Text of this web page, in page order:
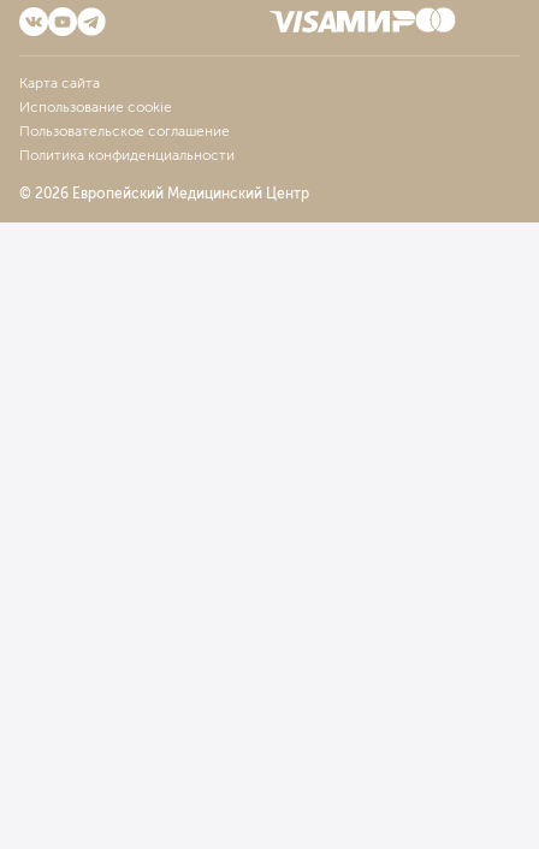
Карта сайта
Использование cookie
Пользовательское соглашение
Политика конфиденциальности
© 2026 Европейский Медицинский Центр